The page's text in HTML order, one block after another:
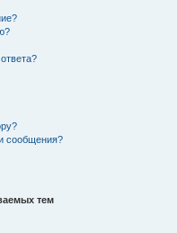
сообщения?
тем